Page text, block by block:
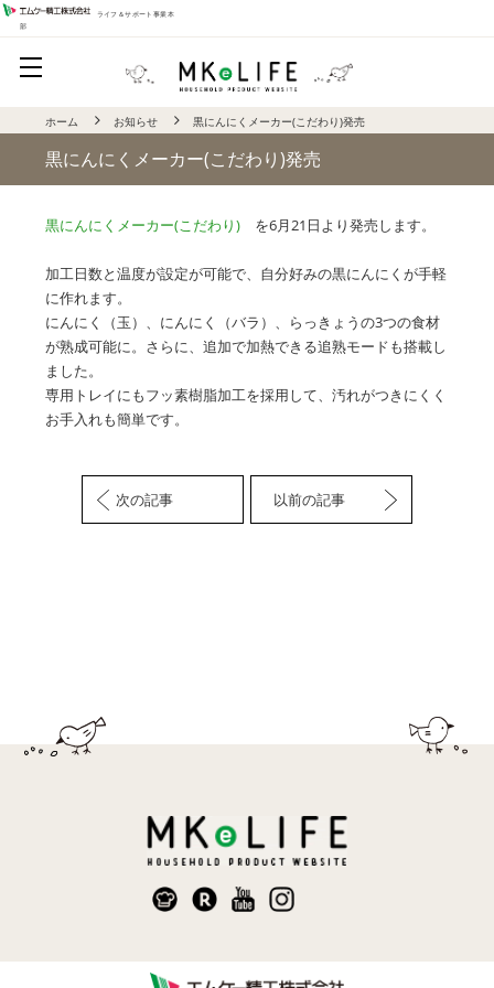
ライフ＆サポート事業本
部
ホーム お知らせ 黒にんにくメーカー(こだわり)発売
黒にんにくメーカー(こだわり)発売
黒にんにくメーカー(こだわり) を6月21日より発売します。
加工日数と温度が設定が可能で、自分好みの黒にんにくが手軽
に作れます。
にんにく（玉）、にんにく（バラ）、らっきょうの3つの食材
が熟成可能に。さらに、追加で加熱できる追熟モードも搭載し
ました。
専用トレイにもフッ素樹脂加工を採用して、汚れがつきにくく
お手入れも簡単です。
以前の記事
次の記事